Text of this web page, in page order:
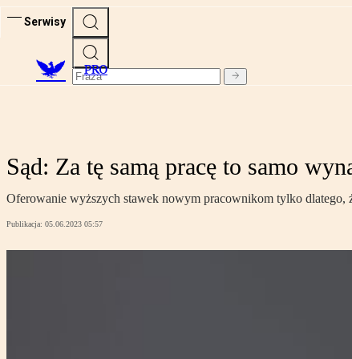
Serwisy
PRO
Sąd: Za tę samą pracę to samo
Oferowanie wyższych stawek nowym pracownikom tylko dlatego,
Publikacja: 05.06.2023 05:57